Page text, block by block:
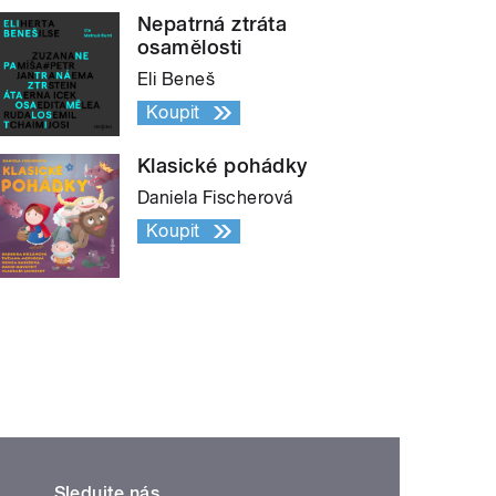
Nepatrná ztráta
osamělosti
Eli Beneš
Koupit
Klasické pohádky
Daniela Fischerová
Koupit